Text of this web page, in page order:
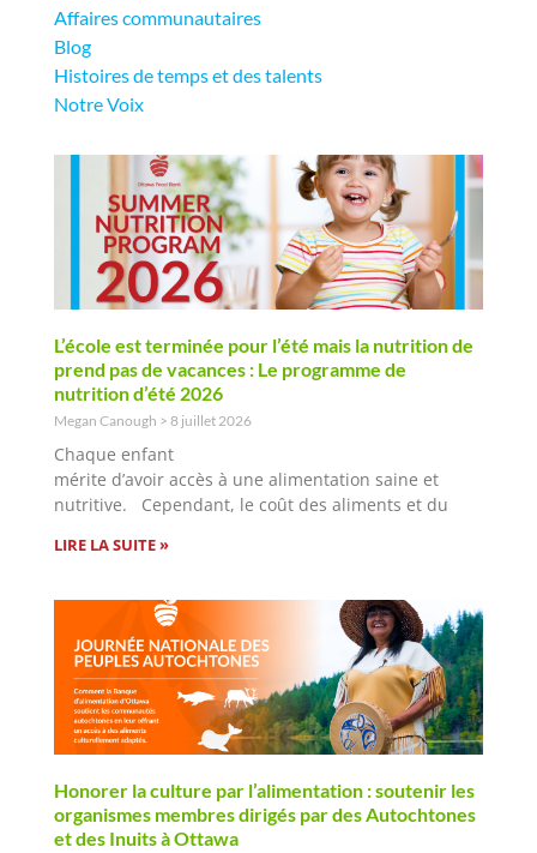
Affaires communautaires
Blog
Histoires de temps et des talents
Notre Voix
L’école est terminée pour l’été mais la nutrition de
prend pas de vacances : Le programme de
nutrition d’été 2026
Megan Canough 8 juillet 2026
Chaque enfant
mérite d’avoir accès à une alimentation saine et
nutritive. Cependant, le coût des aliments et du
LIRE LA SUITE »
Honorer la culture par l’alimentation : soutenir les
organismes membres dirigés par des Autochtones
et des Inuits à Ottawa